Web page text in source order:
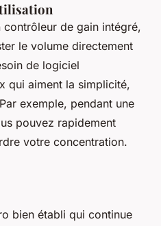
de gain intégré,
le volume directement
de logiciel
qui aiment la simplicité,
exemple, pendant une
pouvez rapidement
votre concentration.
bien établi qui continue